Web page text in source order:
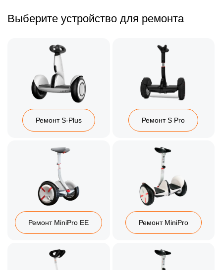
Выберите устройство для ремонта
Ремонт S-Plus Ремонт S Pro
Ремонт MiniPro EE Ремонт MiniPro